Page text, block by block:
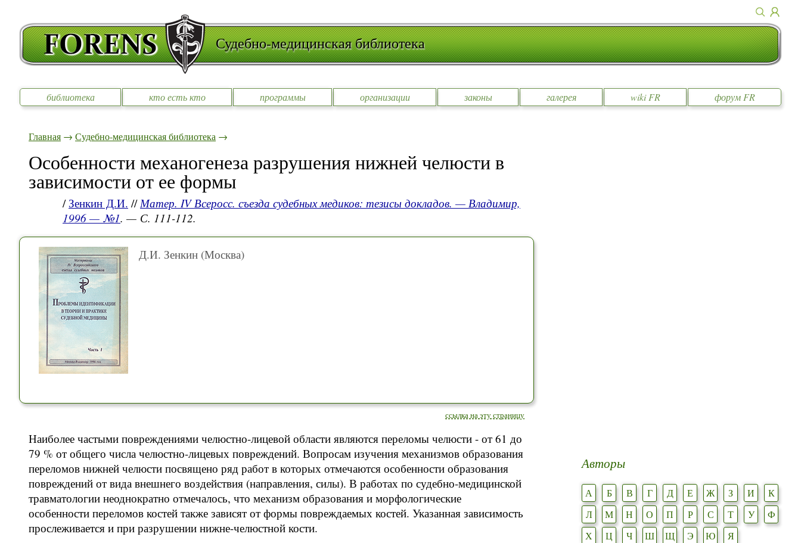
Судебно-медицинская библиотека
библиотека кто есть кто программы организации законы галерея wiki FR форум FR
Главная → Судебно-медицинская библиотека →
Особенности механогенеза разрушения нижней челюсти в
зависимости от ее формы
/ Зенкин Д.И. //Матер. IV Всеросс. съезда судебных медиков: тезисы докладов. — Владимир,
1996 — №1. — С. 111-112.
Д.И. Зенкин (Москва)
ссылка на эту страницу
Наиболее частыми повреждениями челюстно-лицевой области являются переломы челюсти - от 61 до
79 % от общего числа челюстно-лицевых повреждений. Вопросам изучения механизмов образования
переломов нижней челюсти посвящено ряд работ в которых отмечаются особенности образования
повреждений от вида внешнего воздействия (направления, силы). В работах по судебно-медицинской
травматологии неоднократно отмечалось, что механизм образования и морфологические
особенности переломов костей также зависят от формы повреждаемых костей. Указанная зависимость
прослеживается и при разрушении нижне-челюстной кости.
Авторы
А Б В Г Д Е Ж З И
К
Л
М Н О П Р С Т У
Ф
Х
Ц Ч Ш Щ Э Ю
Я